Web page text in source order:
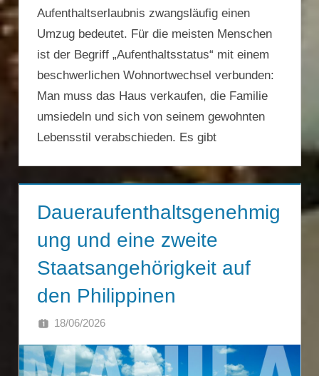
Aufenthaltserlaubnis zwangsläufig einen
Umzug bedeutet. Für die meisten Menschen
ist der Begriff „Aufenthaltsstatus“ mit einem
beschwerlichen Wohnortwechsel verbunden:
Man muss das Haus verkaufen, die Familie
umsiedeln und sich von seinem gewohnten
Lebensstil verabschieden. Es gibt
Daueraufenthaltsgenehmig
ung und eine zweite
Staatsangehörigkeit auf
den Philippinen
18/06/2026